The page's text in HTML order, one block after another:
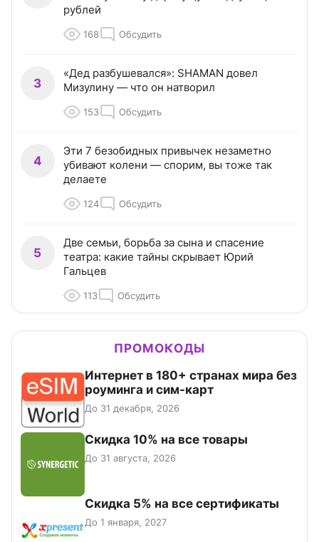
рублей
168 Обсудить
3
«Дед разбушевался»: SHAMAN довел
Мизулину — что он натворил
153 Обсудить
4
Эти 7 безобидных привычек незаметно
убивают колени — спорим, вы тоже так
делаете
124 Обсудить
5
Две семьи, борьба за сына и спасение
театра: какие тайны скрывает Юрий
Гальцев
113 Обсудить
ПРОМОКОДЫ
Интернет в 180+ странах мира без
роуминга и сим-карт
До 31 декабря, 2026
Скидка 10% на все товары
До 31 августа, 2026
Скидка 5% на все сертификаты
До 1 января, 2027